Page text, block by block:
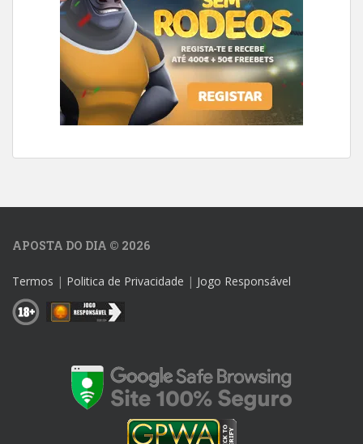
APOSTA DO DIA © 2026
Termos | Politica de Privacidade | Jogo Responsável